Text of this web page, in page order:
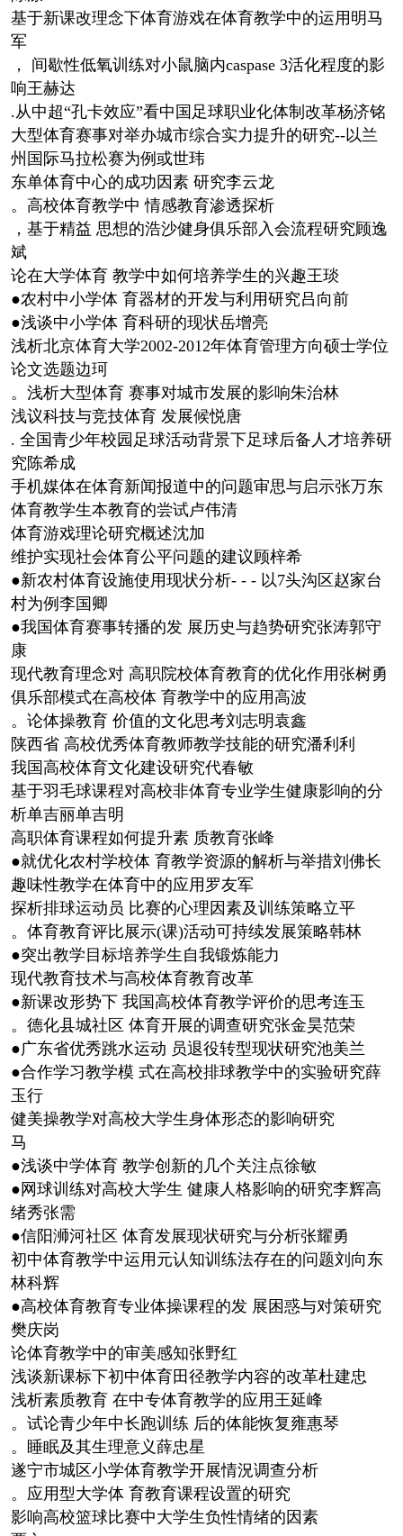
基于新课改理念下体育游戏在体育教学中的运用明马
军
， 间歇性低氧训练对小鼠脑内caspase 3活化程度的影
响王赫达
.从中超“孔卡效应”看中国足球职业化体制改革杨济铭
大型体育赛事对举办城市综合实力提升的研究--以兰
州国际马拉松赛为例或世玮
东单体育中心的成功因素 研究李云龙
。高校体育教学中 情感教育渗透探析
，基于精益 思想的浩沙健身俱乐部入会流程研究顾逸
斌
论在大学体育 教学中如何培养学生的兴趣王琰
●农村中小学体 育器材的开发与利用研究吕向前
●浅谈中小学体 育科研的现状岳增亮
浅析北京体育大学2002-2012年体育管理方向硕士学位
论文选题边珂
。浅析大型体育 赛事对城市发展的影响朱治林
浅议科技与竞技体育 发展候悦唐
. 全国青少年校园足球活动背景下足球后备人才培养研
究陈希成
手机媒体在体育新闻报道中的问题审思与启示张万东
体育教学生本教育的尝试卢伟清
体育游戏理论研究概述沈加
维护实现社会体育公平问题的建议顾梓希
●新农村体育设施使用现状分析- - - 以7头沟区赵家台
村为例李国卿
●我国体育赛事转播的发 展历史与趋势研究张涛郭守
康
现代教育理念对 高职院校体育教育的优化作用张树勇
俱乐部模式在高校体 育教学中的应用高波
。论体操教育 价值的文化思考刘志明袁鑫
陕西省 高校优秀体育教师教学技能的研究潘利利
我国高校体育文化建设研究代春敏
基于羽毛球课程对高校非体育专业学生健康影响的分
析单吉丽单吉明
高职体育课程如何提升素 质教育张峰
●就优化农村学校体 育教学资源的解析与举措刘佛长
趣味性教学在体育中的应用罗友军
探析排球运动员 比赛的心理因素及训练策略立平
。体育教育评比展示(课)活动可持续发展策略韩林
●突出教学目标培养学生自我锻炼能力
现代教育技术与高校体育教育改革
●新课改形势下 我国高校体育教学评价的思考连玉
。德化县城社区 体育开展的调查研究张金昊范荣
●广东省优秀跳水运动 员退役转型现状研究池美兰
●合作学习教学模 式在高校排球教学中的实验研究薛
玉行
健美操教学对高校大学生身体形态的影响研究
马
●浅谈中学体育 教学创新的几个关注点徐敏
●网球训练对高校大学生 健康人格影响的研究李辉高
绪秀张需
●信阳浉河社区 体育发展现状研究与分析张耀勇
初中体育教学中运用元认知训练法存在的问题刘向东
林科辉
●高校体育教育专业体操课程的发 展困惑与对策研究
樊庆岗
论体育教学中的审美感知张野红
浅谈新课标下初中体育田径教学内容的改革杜建忠
浅析素质教育 在中专体育教学的应用王延峰
。试论青少年中长跑训练 后的体能恢复雍惠琴
。睡眠及其生理意义薛忠星
遂宁市城区小学体育教学开展情況调查分析
。应用型大学体 育教育课程设置的研究
影响高校篮球比赛中大学生负性情绪的因素